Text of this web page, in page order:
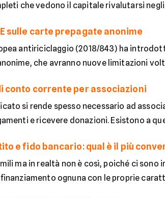
che vedono il capitale rivalutarsi negli
sulle carte prepagate anonime
antiriciclaggio (2018/843) ha
che avranno nuove limitazioni
conto corrente per associazioni
si rende spesso necessario ad
e ricevere donazioni. Esistono a
e fido bancario: qual è il più
ma in realtà non è così, poiché ci
ognuna con le proprie